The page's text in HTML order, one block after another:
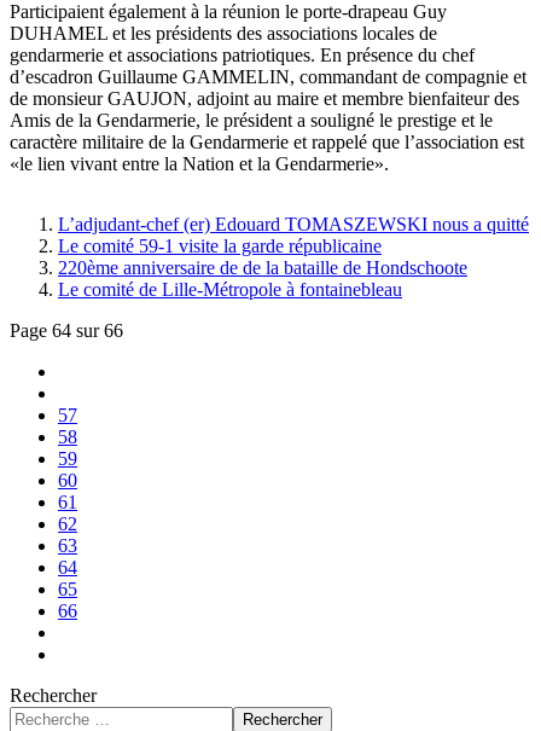
Participaient également à la réunion le porte-drapeau Guy
DUHAMEL et les présidents des associations locales de
gendarmerie et associations patriotiques. En présence du chef
d’escadron Guillaume GAMMELIN, commandant de compagnie et
de monsieur GAUJON, adjoint au maire et membre bienfaiteur des
Amis de la Gendarmerie, le président a souligné le prestige et le
caractère militaire de la Gendarmerie et rappelé que l’association est
«le lien vivant entre la Nation et la Gendarmerie».
L’adjudant-chef (er) Edouard TOMASZEWSKI nous a quitté
Le comité 59-1 visite la garde républicaine
220ème anniversaire de de la bataille de Hondschoote
Le comité de Lille-Métropole à fontainebleau
Page 64 sur 66
57
58
59
60
61
62
63
64
65
66
Rechercher
Rechercher